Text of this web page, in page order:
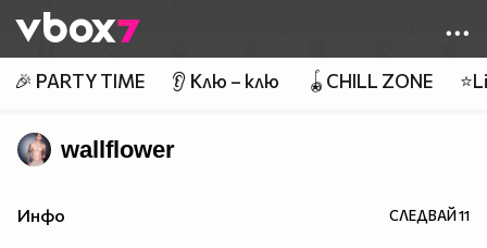
👾
🎉 PARTY TIME 👂 Клю – клю 🪀CHILL ZONE
wallflower
Инфо СЛЕДВАЙ11